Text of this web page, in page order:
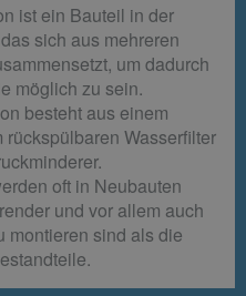
ist ein Bauteil in der
sich aus mehreren
um dadurch
möglich zu sein.
besteht aus einem
Wasserfilter
oft in Neubauten
und vor allem auch
montieren sind als die